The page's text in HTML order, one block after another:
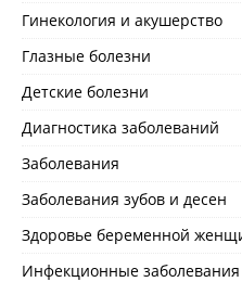
Гинекология и акушерство
Глазные болезни
Детские болезни
Диагностика заболеваний
Заболевания
Заболевания зубов и десен
Здоровье беременной
Инфекционные заболевания